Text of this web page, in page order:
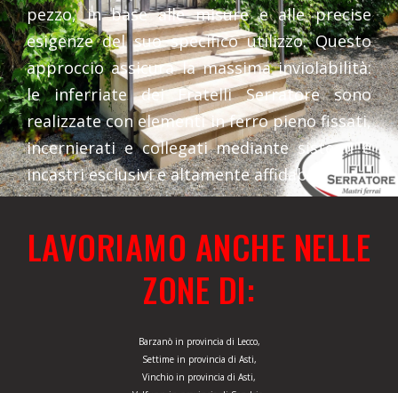
pezzo, in base alle misure e alle precise
esigenze del suo specifico utilizzo. Questo
approccio assicura la massima inviolabilità:
le inferriate dei Fratelli Serratore sono
realizzate con elementi in ferro pieno fissati,
incernierati e collegati mediante sistemi e
incastri esclusivi e altamente affidabili.
LAVORIAMO ANCHE NELLE
ZONE DI:
Barzanò in provincia di Lecco,
Settime in provincia di Asti,
Vinchio in provincia di Asti,